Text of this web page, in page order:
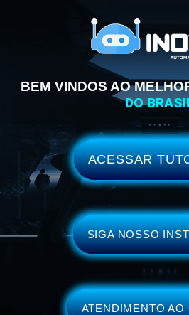
BEM VINDOS AO
DO
ACESSAR
SIGA NOSSO
ATENDIMENTO AO